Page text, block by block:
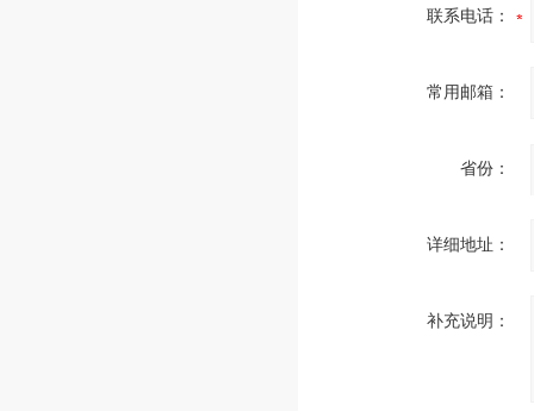
联系电话：
常用邮箱：
省份：
详细地址：
补充说明：